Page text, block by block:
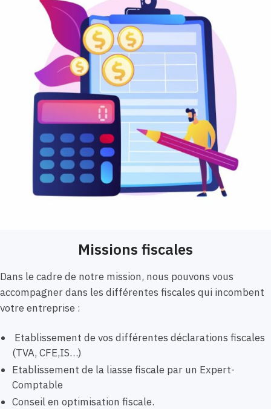
Missions fiscales
Dans le cadre de notre mission, nous pouvons vous
accompagner dans les différentes fiscales qui incombent
votre entreprise :
Etablissement de vos différentes déclarations fiscales
(TVA, CFE,IS…)
Etablissement de la liasse fiscale par un Expert-
Comptable
Conseil en optimisation fiscale.